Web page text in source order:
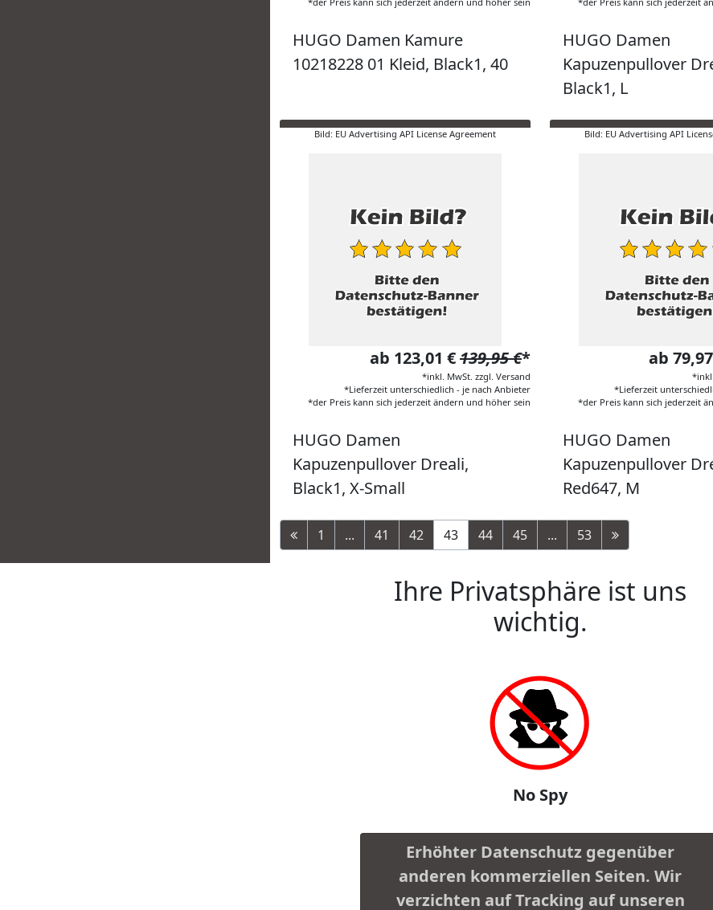
HUGO Damen Kamure
10218228 01 Kleid, Black1, 40
HUGO Damen
Kapuzenpullover
Black1, L
Bild: EU Advertising API License Agreement
ab 123,01 €139,95 €*
*inkl. MwSt. zzgl. Versand
*Lieferzeit unterschiedlich - je nach Anbieter
*der Preis kann sich jederzeit ändern und höher sein
HUGO Damen
Kapuzenpullover Dreali,
Black1, X-Small
Bild: EU Advertising API
ab
*Lieferzeit
*der Preis kann sich jederzeit
HUGO Damen
Kapuzenpullover
Red647, M
1 ... 41 42 43 44 45 ... 53
Ihre Privatsphäre ist uns
wichtig.
No Spy
Erhöhter Datenschutz gegenüber
anderen kommerziellen Seiten. Wir
verzichten auf Tracking auf unseren